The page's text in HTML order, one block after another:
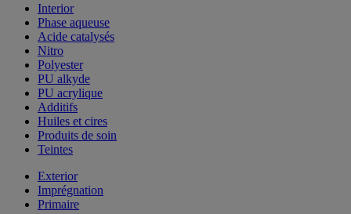
Interior
Phase aqueuse
Acide catalysés
Nitro
Polyester
PU alkyde
PU acrylique
Additifs
Huiles et cires
Produits de soin
Teintes
Exterior
Imprégnation
Primaire